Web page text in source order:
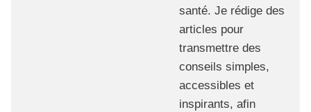
santé. Je rédige des
articles pour
transmettre des
conseils simples,
accessibles et
inspirants, afin